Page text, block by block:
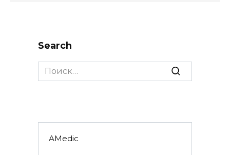
Search
Search
for:
AMedic